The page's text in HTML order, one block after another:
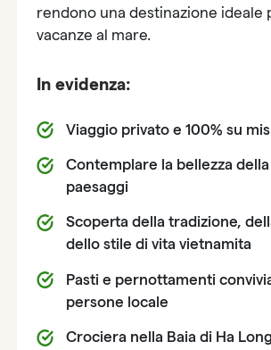
rendono una destinazione ideale
vacanze al mare.
In evidenza:
Viaggio privato e 100% su
Contemplare la bellezza
paesaggi
Scoperta della tradizione,
dello stile di vita vietnamita
Pasti e pernottamenti
persone locale
Crociera nella Baia di Ha